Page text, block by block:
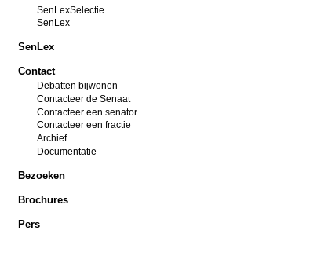
SenLexSelectie
SenLex
SenLex
Contact
Debatten bijwonen
Contacteer de Senaat
Contacteer een senator
Contacteer een fractie
Archief
Documentatie
Bezoeken
Brochures
Pers